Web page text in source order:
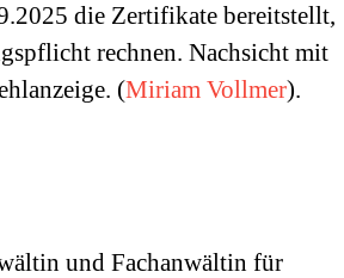
die Zertifikate bereitstellt,
rechnen. Nachsicht mit
(Miriam Vollmer).
und Fachanwältin für